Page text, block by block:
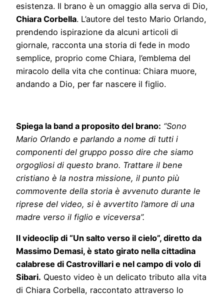
esistenza. Il brano è un omaggio alla serva di Dio,
Chiara Corbella. L’autore del testo Mario Orlando,
prendendo ispirazione da alcuni articoli di
giornale, racconta una storia di fede in modo
semplice, proprio come Chiara, l’emblema del
miracolo della vita che continua: Chiara muore,
andando a Dio, per far nascere il figlio.
Spiega la band a proposito del brano: “Sono
Mario Orlando e parlando a nome di tutti i
componenti del gruppo posso dire che siamo
orgogliosi di questo brano. Trattare il bene
cristiano è la nostra missione, il punto più
commovente della storia è avvenuto durante le
riprese del video, si è avvertito l’amore di una
madre verso il figlio e viceversa”.
Il videoclip di “Un salto verso il cielo”, diretto da
Massimo Demasi, è stato girato nella cittadina
calabrese di Castrovillari e nel campo di volo di
Sibari. Questo video è un delicato tributo alla vita
di Chiara Corbella, raccontato attraverso lo